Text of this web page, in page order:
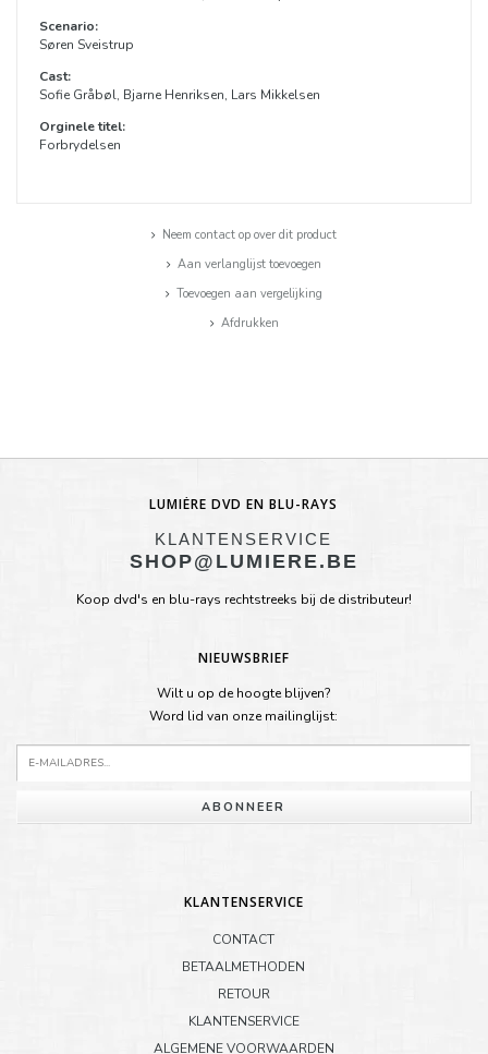
Scenario:
Søren Sveistrup
Cast:
Sofie Gråbøl, Bjarne Henriksen, Lars Mikkelsen
Orginele titel:
Forbrydelsen
Neem contact op over dit product
Aan verlanglijst toevoegen
Toevoegen aan vergelijking
Afdrukken
LUMIÈRE DVD EN BLU-RAYS
KLANTENSERVICE
SHOP@LUMIERE.BE
Koop dvd's en blu-rays rechtstreeks bij de distributeur!
NIEUWSBRIEF
Wilt u op de hoogte blijven?
Word lid van onze mailinglijst:
ABONNEER
KLANTENSERVICE
CONTACT
BETAALMETHODEN
RETOUR
KLANTENSERVICE
ALGEMENE VOORWAARDEN